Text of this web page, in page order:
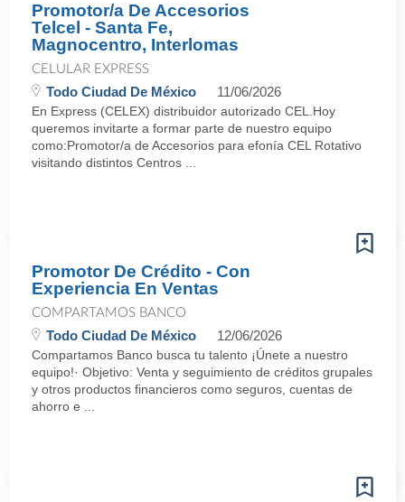
Promotor/a De Accesorios
Telcel - Santa Fe,
Magnocentro, Interlomas
CELULAR EXPRESS
Todo Ciudad De México 11/06/2026
En Express (CELEX) distribuidor autorizado CEL.Hoy
queremos invitarte a formar parte de nuestro equipo
como:Promotor/a de Accesorios para efonía CEL Rotativo
visitando distintos Centros ...
Promotor De Crédito - Con
Experiencia En Ventas
COMPARTAMOS BANCO
Todo Ciudad De México 12/06/2026
Compartamos Banco busca tu talento ¡Únete a nuestro
equipo!· Objetivo: Venta y seguimiento de créditos grupales
y otros productos financieros como seguros, cuentas de
ahorro e ...